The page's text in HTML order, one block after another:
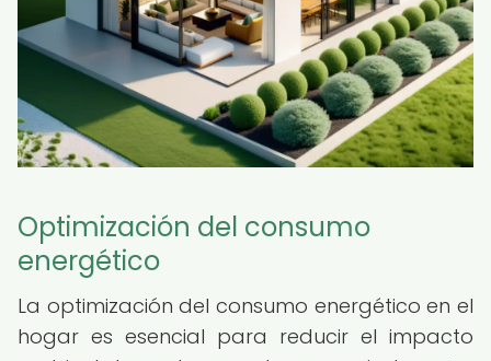
Optimización del consumo
energético
La optimización del consumo energético en el
hogar es esencial para reducir el impacto